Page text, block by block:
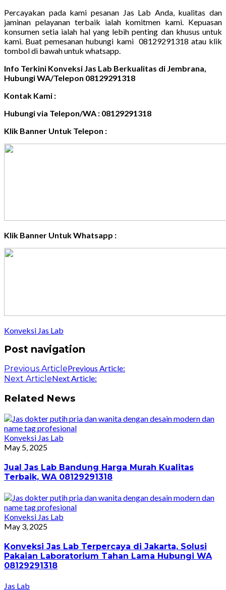
Percayakan pada kami pesanan Jas Lab Anda, kualitas dan
jaminan pelayanan terbaik ialah komitmen kami. Kepuasan
konsumen setia ialah hal yang lebih penting dan khusus untuk
kami. Buat pemesanan hubungi kami 08129291318 atau klik
tombol di bawah untuk whatsapp.
Info Terkini Konveksi Jas Lab Berkualitas di Jembrana,
Hubungi WA/Telepon 08129291318
Kontak Kami :
Hubungi via Telepon/WA : 08129291318
Klik Banner Untuk Telepon :
Klik Banner Untuk Whatsapp :
Konveksi Jas Lab
Post navigation
Previous ArticlePrevious Article:
Next ArticleNext Article:
Related News
Konveksi Jas Lab
May 5, 2025
Jual Jas Lab Bandung Harga Murah Kualitas
Terbaik, WA 08129291318
Konveksi Jas Lab
May 3, 2025
Konveksi Jas Lab Terpercaya di Jakarta, Solusi
Pakaian Laboratorium Tahan Lama Hubungi WA
08129291318
Jas Lab